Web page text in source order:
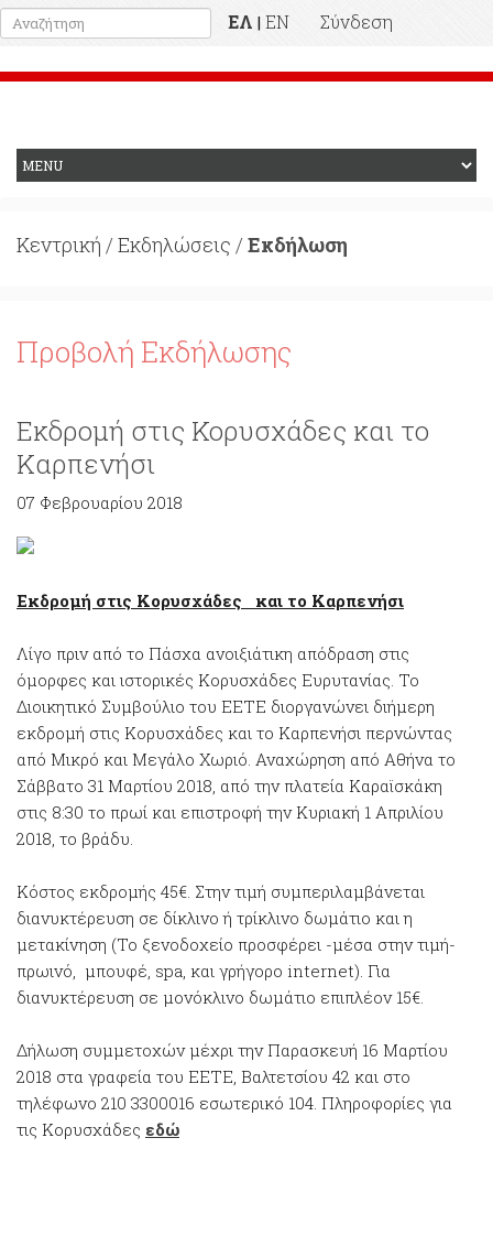
ΕΛ | EN
Σύνδεση
Κεντρική / Εκδηλώσεις / Εκδήλωση
Προβολή Εκδήλωσης
Εκδρομή στις Κορυσχάδες και το
Καρπενήσι
07 Φεβρουαρίου 2018
Εκδρομή στις Κορυσχάδες και το Καρπενήσι
Λίγο πριν από το Πάσχα ανοιξιάτικη απόδραση στις
όμορφες και ιστορικές Κορυσχάδες Ευρυτανίας. Το
Διοικητικό Συμβούλιο του ΕΕΤΕ διοργανώνει διήμερη
εκδρομή στις Κορυσχάδες και το Καρπενήσι περνώντας
από Μικρό και Μεγάλο Χωριό. Αναχώρηση από Αθήνα το
Σάββατο 31 Μαρτίου 2018, από την πλατεία Καραϊσκάκη
στις 8:30 το πρωί και επιστροφή την Κυριακή 1 Απριλίου
2018, το βράδυ.
Κόστος εκδρομής 45€. Στην τιμή συμπεριλαμβάνεται
διανυκτέρευση σε δίκλινο ή τρίκλινο δωμάτιο και η
μετακίνηση (Το ξενοδοχείο προσφέρει -μέσα στην τιμή-
πρωινό, μπουφέ, spa, και γρήγορο internet). Για
διανυκτέρευση σε μονόκλινο δωμάτιο επιπλέον 15€.
Δήλωση συμμετοχών μέχρι την Παρασκευή 16 Μαρτίου
2018 στα γραφεία του ΕΕΤΕ, Βαλτετσίου 42 και στο
τηλέφωνο 210 3300016 εσωτερικό 104. Πληροφορίες για
τις Κορυσχάδες εδώ